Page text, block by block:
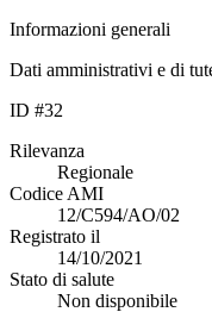
Informazioni generali
Dati amministrativi e di
ID #32
Rilevanza
Regionale
Codice AMI
12/C594/AO/02
Registrato il
14/10/2021
Stato di salute
Non disponibile